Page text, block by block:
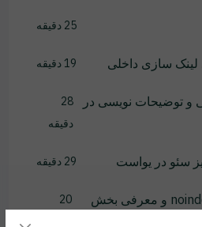
25 دقیقه
سازی داخلی 19 دقیقه
و توضیحات نویسی در
28
دقیقه
سئو در یواست 29 دقیقه
بخش کنونیکال ، noindex و معرفی بخش
20